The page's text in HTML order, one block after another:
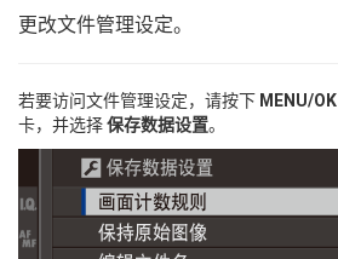
更改文件管理设定。
若要访问文件管理设定，请按下 MENU/OK
卡，并选择保存数据设置。